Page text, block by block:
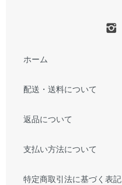
ホーム
配送・送料について
返品について
支払い方法について
特定商取引法に基づく表記